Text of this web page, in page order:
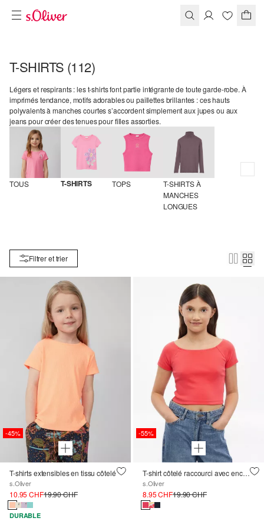
T-SHIRTS (112)
Légers et respirants : les t-shirts font partie intégrante de toute garde-robe. À
imprimés tendance, motifs adorables ou paillettes brillantes : ces hauts
polyvalents à manches courtes s’accordent simplement aux jupes ou aux
jeans pour créer des tenues pour filles assorties.
TOUS T-SHIRTS TOPS
T-SHIRTS À
MANCHES
LONGUES
Filtrer et trier
-45%
T-shirts extensibles en tissu côtelé
s.Oliver
10.95 CHF19.90 CHF
DURABLE
-55%
T-shirt côtelé raccourci avec encolure off-shoulder
s.Oliver
8.95 CHF19.90 CHF